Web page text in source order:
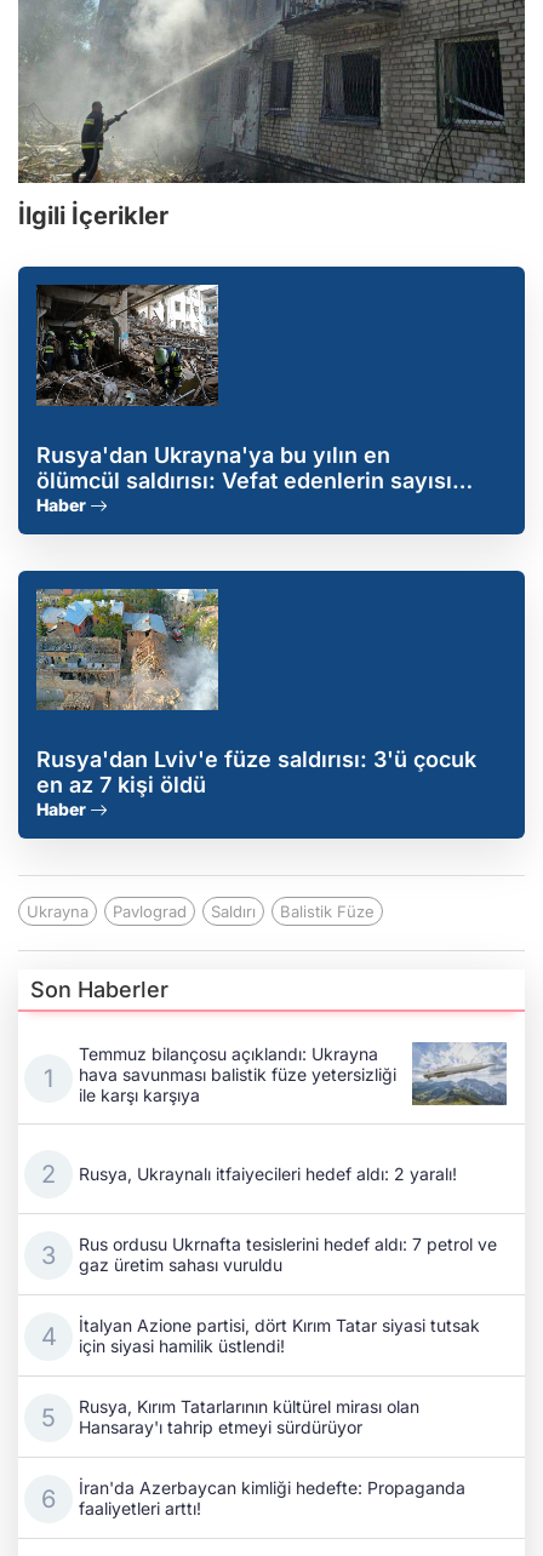
İlgili İçerikler
Rusya'dan Ukrayna'ya bu yılın en
ölümcül saldırısı: Vefat edenlerin sayısı
açıklandı
Haber
Rusya'dan Lviv'e füze saldırısı: 3'ü çocuk
en az 7 kişi öldü
Haber
Ukrayna Pavlograd Saldırı Balistik Füze
Son Haberler
Temmuz bilançosu açıklandı: Ukrayna
hava savunması balistik füze yetersizliği
ile karşı karşıya
Rusya, Ukraynalı itfaiyecileri hedef aldı: 2 yaralı!
Rus ordusu Ukrnafta tesislerini hedef aldı: 7 petrol ve
gaz üretim sahası vuruldu
İtalyan Azione partisi, dört Kırım Tatar siyasi tutsak
için siyasi hamilik üstlendi!
Rusya, Kırım Tatarlarının kültürel mirası olan
Hansaray'ı tahrip etmeyi sürdürüyor
İran'da Azerbaycan kimliği hedefte: Propaganda
faaliyetleri arttı!